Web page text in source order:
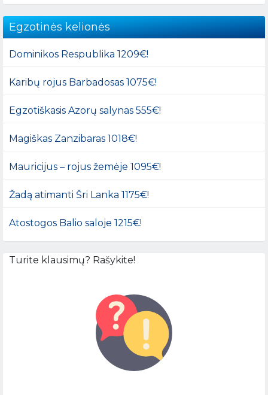
Egzotinės kelionės
Dominikos Respublika 1209€!
Karibų rojus Barbadosas 1075€!
Egzotiškasis Azorų salynas 555€!
Magiškas Zanzibaras 1018€!
Mauricijus – rojus žemėje 1095€!
Žadą atimanti Šri Lanka 1175€!
Atostogos Balio saloje 1215€!
Turite klausimų? Rašykite!